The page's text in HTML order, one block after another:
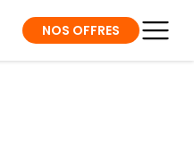
NOS OFFRES